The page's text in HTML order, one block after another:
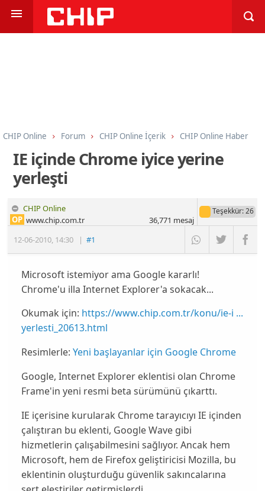
CHIP Online Forum CHIP Online İçerik CHIP Online Haber
IE içinde Chrome iyice yerine
yerleşti
CHIP Online
12-06-2010, 14:30 |#1
OP www.chip.com.tr
Teşekkür: 26
36,771 mesaj
Microsoft istemiyor ama Google kararlı!
Chrome'u illa Internet Explorer'a sokacak...
Okumak için: https://www.chip.com.tr/konu/ie-i ...
yerlesti_20613.html
Resimlerle: Yeni başlayanlar için Google Chrome
Google, Internet Explorer eklentisi olan Chrome
Frame'in yeni resmi beta sürümünü çıkarttı.
IE içerisine kurularak Chrome tarayıcıyı IE içinden
çalıştıran bu eklenti, Google Wavegibi
hizmetlerin çalışabilmesini sağlıyor. Ancak hem
Microsoft, hem de Firefox geliştiricisi Mozilla, bu
eklentinin oluşturduğu güvenlik sakıncalarına